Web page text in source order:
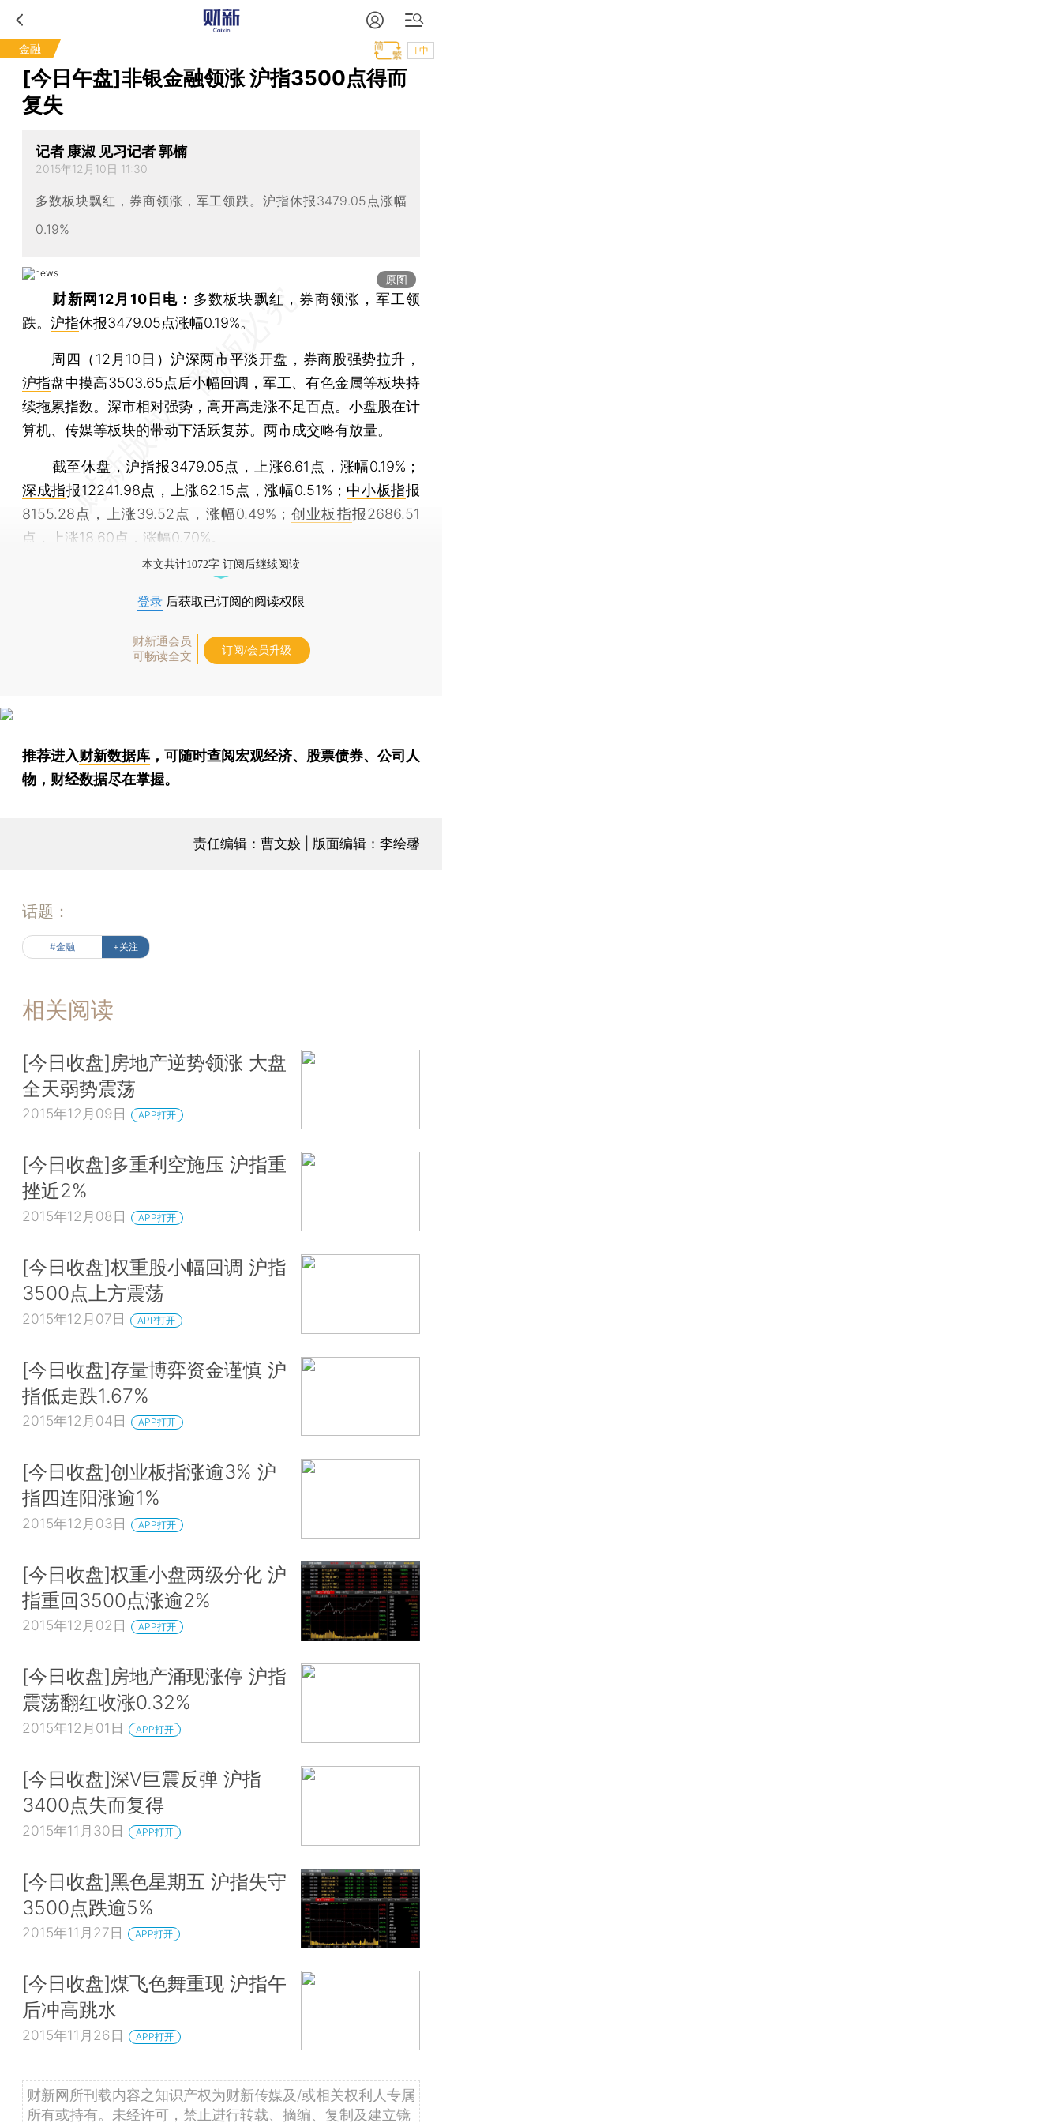
金融 T中
[今日午盘]非银金融领涨 沪指3500点得而
复失
记者 康淑 见习记者 郭楠
2015年12月10日 11:30
多数板块飘红，券商领涨，军工领跌。沪指休报3479.05点涨幅
0.19%
原图
财新网12月10日电： 多数板块飘红，券商领涨，军工领
跌。 沪指休报3479.05点涨幅0.19%。
周四（12月10日）沪深两市平淡开盘，券商股强势拉升，
沪指盘中摸高3503.65点后小幅回调，军工、有色金属等板块持
续拖累指数。深市相对强势，高开高走涨不足百点。小盘股在计
算机、传媒等板块的带动下活跃复苏。两市成交略有放量。
截至休盘，沪指报3479.05点，上涨6.61点，涨幅0.19%；
深成指报12241.98点，上涨62.15点，涨幅0.51%； 中小板指报
8155.28点，上涨39.52点，涨幅0.49%； 创业板指报2686.51
点，上涨18.60点，涨幅0.70%。
本文共计1072字 订阅后继续阅读
登录 后获取已订阅的阅读权限
财新通会员
可畅读全文
订阅/会员升级
推荐进入财新数据库 ，可随时查阅宏观经济、股票债券、公司人
物，财经数据尽在掌握。
责任编辑：曹文姣 | 版面编辑：李绘馨
话题：
#金融 +关注
相关阅读
[今日收盘]房地产逆势领涨 大盘
全天弱势震荡
2015年12月09日 APP打开
[今日收盘]多重利空施压 沪指重
挫近2%
2015年12月08日 APP打开
[今日收盘]权重股小幅回调 沪指
3500点上方震荡
2015年12月07日 APP打开
[今日收盘]存量博弈资金谨慎 沪
指低走跌1.67%
2015年12月04日 APP打开
[今日收盘]创业板指涨逾3% 沪
指四连阳涨逾1%
2015年12月03日 APP打开
[今日收盘]权重小盘两级分化 沪
指重回3500点涨逾2%
2015年12月02日 APP打开
[今日收盘]房地产涌现涨停 沪指
震荡翻红收涨0.32%
2015年12月01日 APP打开
[今日收盘]深V巨震反弹 沪指
3400点失而复得
2015年11月30日 APP打开
[今日收盘]黑色星期五 沪指失守
3500点跌逾5%
2015年11月27日 APP打开
[今日收盘]煤飞色舞重现 沪指午
后冲高跳水
2015年11月26日 APP打开
财新网所刊载内容之知识产权为财新传媒及/或相关权利人专属
所有或持有。未经许可，禁止进行转载、摘编、复制及建立镜